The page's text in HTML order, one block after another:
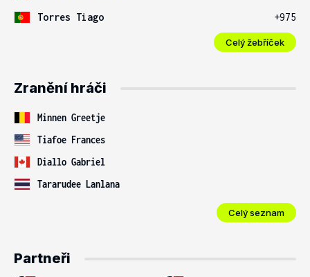
Torres Tiago
+975
Celý žebříček
Zranění hráči
Minnen Greetje
Tiafoe Frances
Diallo Gabriel
Tararudee Lanlana
Celý seznam
Partneři